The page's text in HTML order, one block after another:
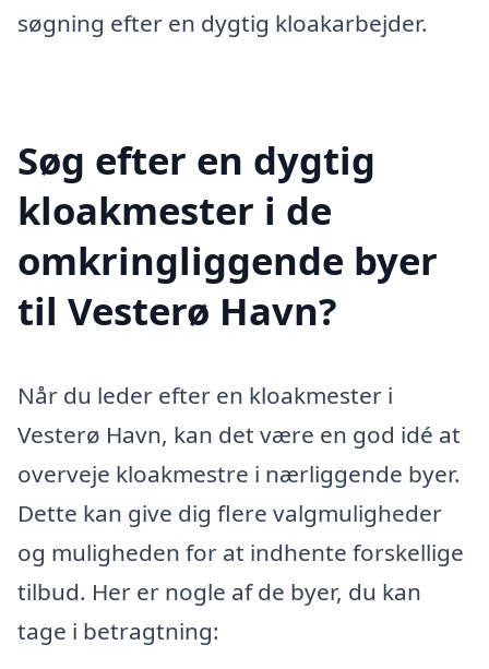
søgning efter en dygtig kloakarbejder.
Søg efter en dygtig
kloakmester i de
omkringliggende byer
til Vesterø Havn?
Når du leder efter en kloakmester i
Vesterø Havn, kan det være en god idé at
overveje kloakmestre i nærliggende byer.
Dette kan give dig flere valgmuligheder
og muligheden for at indhente forskellige
tilbud. Her er nogle af de byer, du kan
tage i betragtning: